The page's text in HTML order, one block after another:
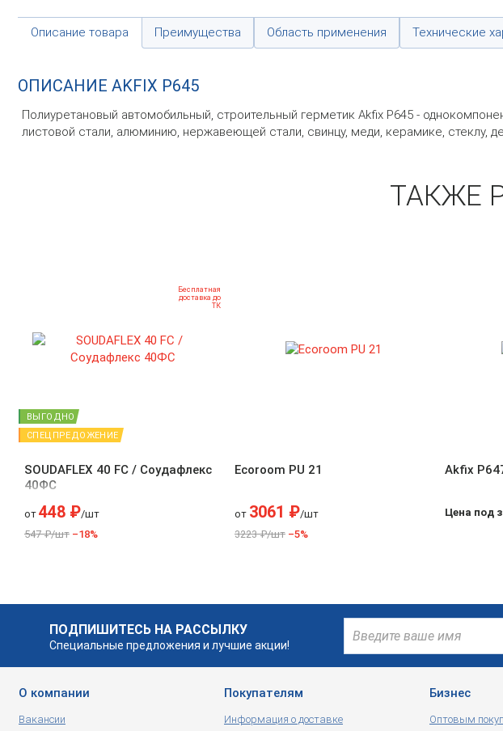
Описание товара Преимущества Область применения Технические
ОПИСАНИЕ AKFIX P645
Полиуретановый автомобильный, строительный герметик Akfix P645 -
листовой стали, алюминию, нержавеющей стали, свинцу, меди, керамике, стеклу,
ТАКЖЕ
ВЫГОДНО
СПЕЦПРЕДОЖЕНИЕ
Бесплатная
доставка до
ТК
SOUDAFLEX 40 FC / Соудафлекс
40ФС
от 448 ₽/шт
547 ₽/шт –18%
Ecoroom PU 21
от 3061 ₽/шт
3223 ₽/шт –5%
Akfix
Цена под
ПОДПИШИТЕСЬ НА РАССЫЛКУ
Специальные предложения и лучшие акции!
О компании
Вакансии
Покупателям
Информация о доставке
Бизнес
Оптовым